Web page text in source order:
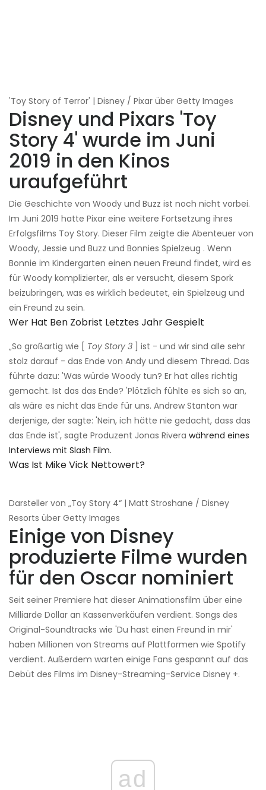
'Toy Story of Terror' | Disney / Pixar über Getty Images
Disney und Pixars 'Toy
Story 4' wurde im Juni
2019 in den Kinos
uraufgeführt
Die Geschichte von Woody und Buzz ist noch nicht vorbei.
Im Juni 2019 hatte Pixar eine weitere Fortsetzung ihres
Erfolgsfilms Toy Story. Dieser Film zeigte die Abenteuer von
Woody, Jessie und Buzz und Bonnies Spielzeug . Wenn
Bonnie im Kindergarten einen neuen Freund findet, wird es
für Woody komplizierter, als er versucht, diesem Spork
beizubringen, was es wirklich bedeutet, ein Spielzeug und
ein Freund zu sein.
Wer Hat Ben Zobrist Letztes Jahr Gespielt
„So großartig wie [ Toy Story 3 ] ist - und wir sind alle sehr
stolz darauf - das Ende von Andy und diesem Thread. Das
führte dazu: 'Was würde Woody tun? Er hat alles richtig
gemacht. Ist das das Ende? 'Plötzlich fühlte es sich so an,
als wäre es nicht das Ende für uns. Andrew Stanton war
derjenige, der sagte: 'Nein, ich hätte nie gedacht, dass das
das Ende ist', sagte Produzent Jonas Rivera während eines
Interviews mit Slash Film.
Was Ist Mike Vick Nettowert?
Darsteller von „Toy Story 4“ | Matt Stroshane / Disney
Resorts über Getty Images
Einige von Disney
produzierte Filme wurden
für den Oscar nominiert
Seit seiner Premiere hat dieser Animationsfilm über eine
Milliarde Dollar an Kassenverkäufen verdient. Songs des
Original-Soundtracks wie 'Du hast einen Freund in mir'
haben Millionen von Streams auf Plattformen wie Spotify
verdient. Außerdem warten einige Fans gespannt auf das
Debüt des Films im Disney-Streaming-Service Disney +.
ad